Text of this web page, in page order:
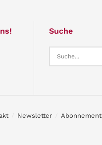
Suche
Newsletter Abonnement